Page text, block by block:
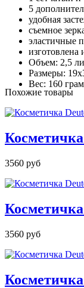
5
удобная
съемное
эластичные
изготовлена
Объем: 2,5
Размеры:
Вес: 160
Похожие товары
3560 руб
3560 руб